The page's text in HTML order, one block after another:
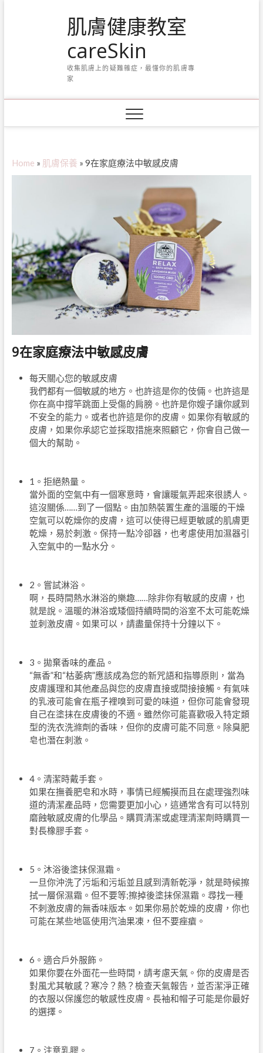
肌膚健康教室
careSkin
收集肌膚上的疑難雜症，最懂你的肌膚專
家
Home » 肌膚保養 » 9在家庭療法中敏感皮膚
9在家庭療法中敏感皮膚
每天關心您的敏感皮膚
我們都有一個敏感的地方。也許這是你的伎倆。也許這是
你在高中撐竿跳面上受傷的肩膀。也許是你嫂子讓你感到
不安全的能力。或者也許這是你的皮膚。如果你有敏感的
皮膚，如果你承認它並採取措施來照顧它，你會自己做一
個大的幫助。
1。拒絕熱量。
當外面的空氣中有一個寒意時，會讓暖氣弄起來很誘人。
這沒關係……到了一個點。由加熱裝置生產的溫暖的干燥
空氣可以乾燥你的皮膚，這可以使得已經更敏感的肌膚更
乾燥，易於刺激。保持一點冷卻器，也考慮使用加濕器引
入空氣中的一點水分。
2。嘗試淋浴。
啊，長時間熱水淋浴的樂趣……除非你有敏感的皮膚，也
就是說。溫暖的淋浴或矮個持續時間的浴室不太可能乾燥
並刺激皮膚。如果可以，請盡量保持十分鐘以下。
3。拋棄香味的產品。
“無香”和“枯萎病”應該成為您的新咒語和指導原則，當為
皮膚護理和其他產品與您的皮膚直接或間接接觸。有氣味
的乳液可能會在瓶子裡嗅到可愛的味道，但你可能會發現
自己在塗抹在皮膚後的不適。雖然你可能喜歡吸入特定類
型的洗衣洗滌劑的香味，但你的皮膚可能不同意。除臭肥
皂也潛在刺激。
4。清潔時戴手套。
如果在撫養肥皂和水時，事情已經觸摸而且在處理強烈味
道的清潔產品時，您需要更加小心，這通常含有可以特別
磨蝕敏感皮膚的化學品。購買清潔或處理清潔劑時購買一
對長橡膠手套。
5。沐浴後塗抹保濕霜。
一旦你沖洗了污垢和污垢並且感到清新乾淨，就是時候擦
拭一層保濕霜。但不要等;擦掉後塗抹保濕霜。尋找一種
不刺激皮膚的無香味版本。如果你易於乾燥的皮膚，你也
可能在某些地區使用汽油果凍，但不要痤瘡。
6。適合戶外服飾。
如果你要在外面花一些時間，請考慮天氣。你的皮膚是否
對風尤其敏感？寒冷？熱？檢查天氣報告，並否潔淨正確
的衣服以保護您的敏感性皮膚。長袖和帽子可能是你最好
的選擇。
7。注意乳膠。